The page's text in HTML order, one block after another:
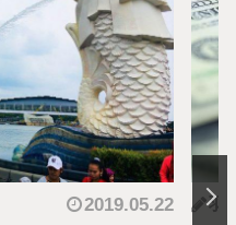
2019.05.22 羽